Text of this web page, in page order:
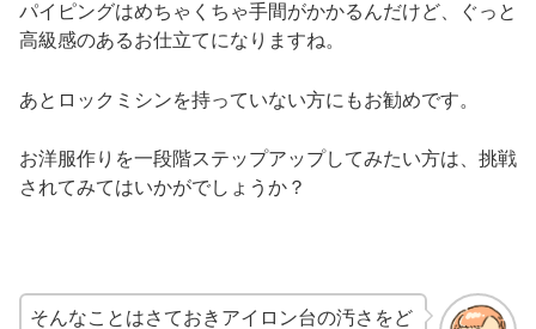
パイピングはめちゃくちゃ手間がかかるんだけど、ぐっと
高級感のあるお仕立てになりますね。
あとロックミシンを持っていない方にもお勧めです。
お洋服作りを一段階ステップアップしてみたい方は、挑戦
されてみてはいかがでしょうか？
そんなことはさておきアイロン台の汚さをど